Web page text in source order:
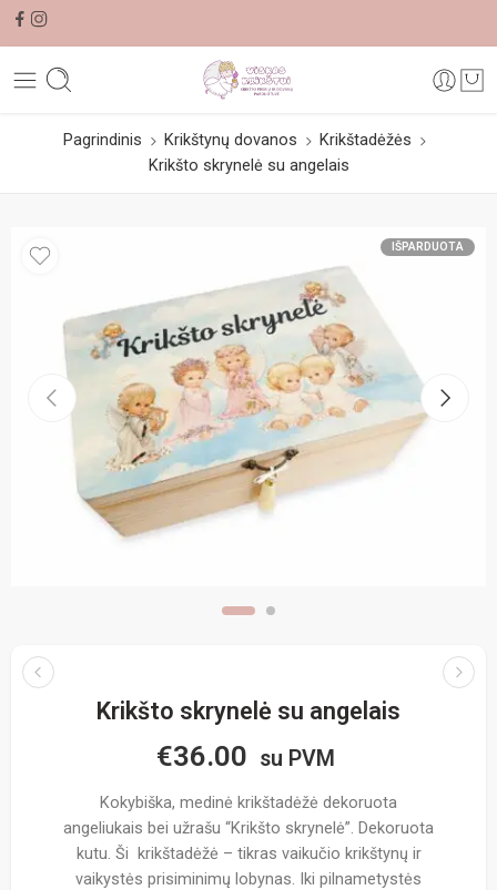
Pagrindinis Krikštynų dovanos
Krikštadėžės
Krikšto skrynelė su angelais
IŠPARDUOTA
Krikšto skrynelė su angelais
€36.00 su PVM
Kokybiška, medinė krikštadėžė dekoruota
angeliukais bei užrašu “Krikšto skrynelė”. Dekoruota
kutu. Ši krikštadėžė – tikras vaikučio krikštynų ir
vaikystės prisiminimų lobynas. Iki pilnametystės